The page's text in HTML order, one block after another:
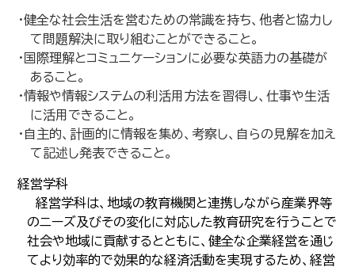
・健全な社会生活を営むための常識を持ち、他者と協力し
て問題解決に取り組むことができること。
・国際理解とコミュニケーションに必要な英語力の基礎が
あること。
・情報や情報システムの利活用方法を習得し、仕事や生活
に活用できること。
・自主的、計画的に情報を集め、考察し、自らの見解を加え
て記述し発表できること。
経営学科
経営学科は、地域の教育機関と連携しながら産業界等
のニーズ及びその変化に対応した教育研究を行うことで
社会や地域に貢献するとともに、健全な企業経営を通じ
てより効率的で効果的な経済活動を実現するため、経営